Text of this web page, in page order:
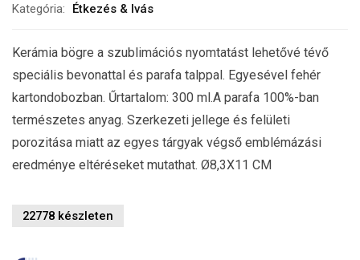
Kategória: Étkezés & Ivás
Kerámia bögre a szublimációs nyomtatást lehetővé tévő
speciális bevonattal és parafa talppal. Egyesével fehér
kartondobozban. Űrtartalom: 300 ml.A parafa 100%-ban
természetes anyag. Szerkezeti jellege és felületi
porozitása miatt az egyes tárgyak végső emblémázási
eredménye eltéréseket mutathat. Ø8,3X11 CM
22778 készleten